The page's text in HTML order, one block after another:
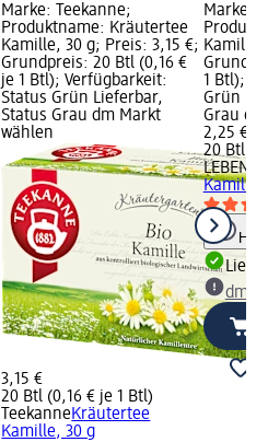
Marke: Teekanne;
Produktname: Kräutertee
Kamille, 30 g; Preis: 3,15 €;
Grundpreis: 20 Btl (0,16 €
je 1 Btl); Verfügbarkeit:
Status Grün Lieferbar,
Status Grau dm Markt
wählen
3,15 €
20 Btl (0,16 € je 1 Btl)
TeekanneKräutertee
Kamille, 30 g
Marke:
Kamille,
1 Btl);
Grün
Grau
2,25 €
20 Btl
Kamille,
dm